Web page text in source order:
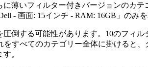
薄いフィルター付きバージョンのカ
- 画面: 15インチ - RAM: 16GB」のみ
倒する可能性があります。10のフィ
すべてのカテゴリー全体に掛けると
。